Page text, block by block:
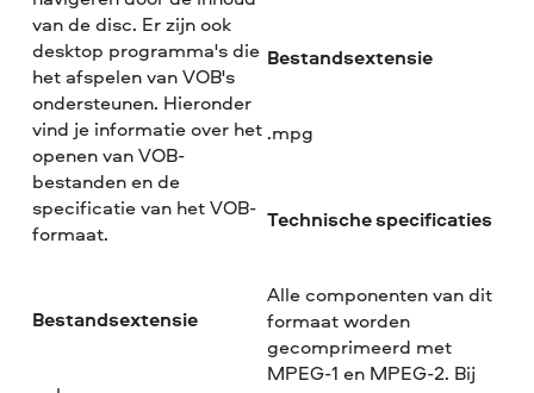
van de disc. Er zijn ook
desktop programma's die
het afspelen van VOB's
ondersteunen. Hieronder
vind je informatie over het
openen van VOB-
bestanden en de
specificatie van het VOB-
formaat.
Bestandsextensie
Bestandsextensie
.mpg
Technische specificaties
Alle componenten van dit
formaat worden
gecomprimeerd met
MPEG-1 en MPEG-2. Bij